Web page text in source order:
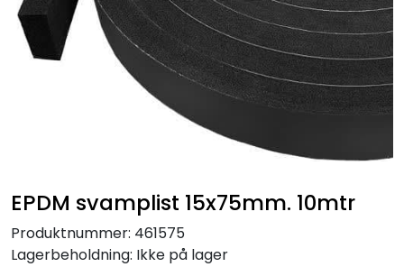
EPDM svamplist 15x75mm. 10mtr
Produktnummer: 461575
Lagerbeholdning: Ikke på lager
Industriprodukter